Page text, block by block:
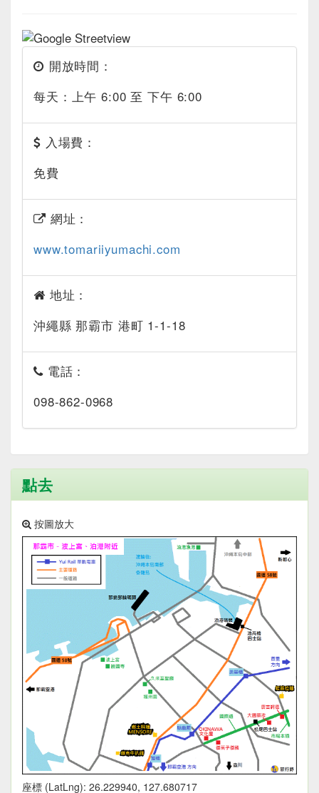
開放時間：
每天：上午 6:00 至 下午 6:00
入場費：
免費
網址：
www.tomariiyumachi.com
地址：
沖繩縣 那霸市 港町 1-1-18
電話：
098-862-0968
點去
按圖放大
座標 (LatLng): 26.229940, 127.680717